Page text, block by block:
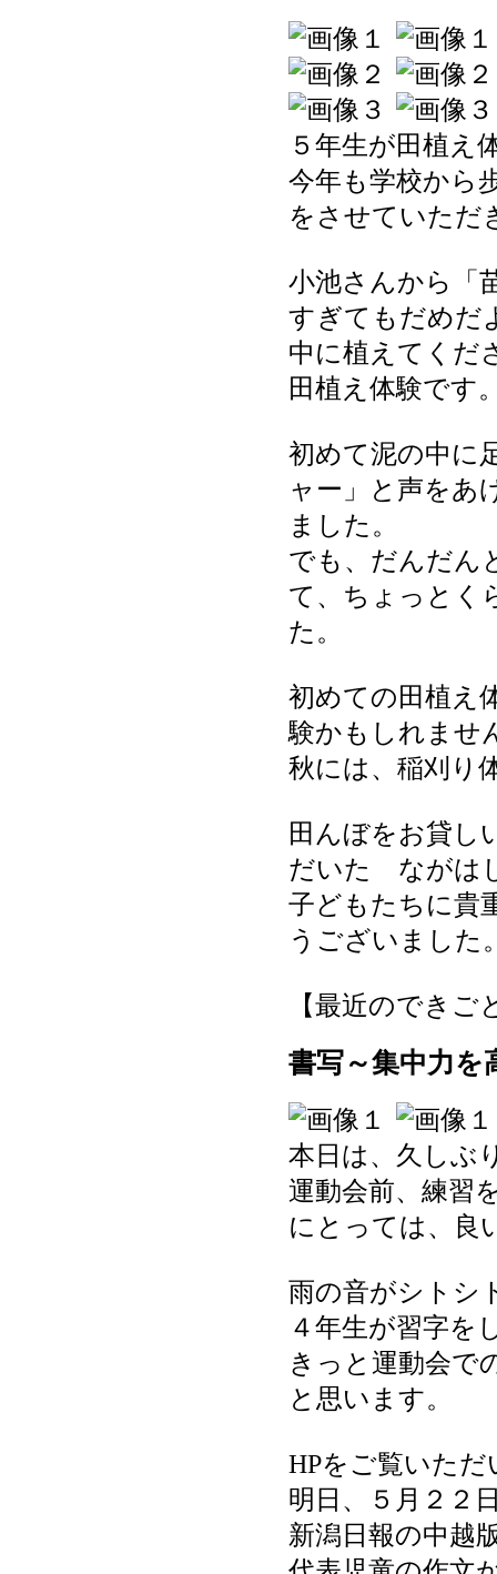
５年生が田植え
今年も学校から
をさせていただ
小池さんから「
すぎてもだめだ
中に植えてくだ
田植え体験です
初めて泥の中に
ャー」と声をあ
ました。
でも、だんだん
て、ちょっとく
た。
初めての田植え
験かもしれませ
秋には、稲刈り
田んぼをお貸し
だいた ながは
子どもたちに貴
うございました
【最近のできご
書写～集中力を
本日は、久しぶ
運動会前、練習
にとっては、良
雨の音がシトシ
４年生が習字を
きっと運動会で
と思います。
HPをご覧いた
明日、５月２２
新潟日報の中越